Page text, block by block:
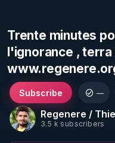
Trente minutes
l'ignorance , terra
Regenere /
3.5 k subscribers
Subscribe —